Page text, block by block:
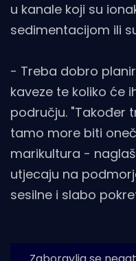
u kanale koji su
sedimentacijom ili
- Treba dobro
kaveze te koliko će
području. "Također
tamo more biti
marikultura -
utjecaju na
sesilne i slabo